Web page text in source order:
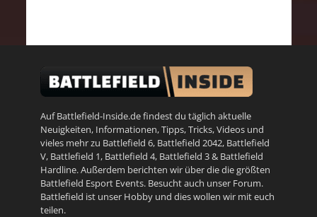
Auf Battlefield-Inside.de findest du täglich aktuelle
Neuigkeiten, Informationen, Tipps, Tricks, Videos und
vieles mehr zu Battlefield 6, Battlefield 2042, Battlefield
V, Battlefield 1, Battlefield 4, Battlefield 3& Battlefield
Hardline. Außerdem berichten wir über die die größten
Battlefield Esport Events. Besucht auch unser Forum.
Battlefield ist unser Hobby und dies wollen wir mit euch
teilen.